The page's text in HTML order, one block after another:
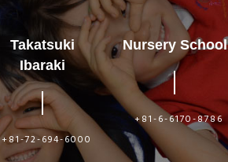
Takatsuki
Ibaraki
+81-72-694-6000
Nursery School
+81-6-6170-8786